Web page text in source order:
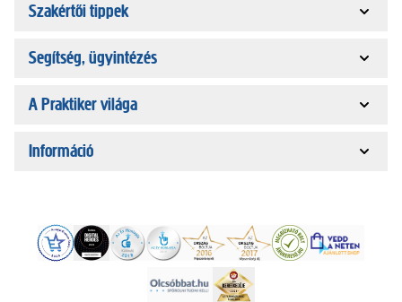
Szakértői tippek
Segítség, ügyintézés
A Praktiker világa
Információ